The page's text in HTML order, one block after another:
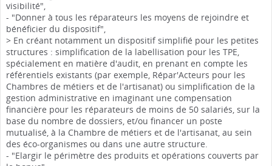
visibilité",
- "Donner à tous les réparateurs les moyens de rejoindre et
bénéficier du dispositif",
> En créant notamment un dispositif simplifié pour les petites
structures : simplification de la labellisation pour les TPE,
spécialement en matière d'audit, en prenant en compte les
référentiels existants (par exemple, Répar'Acteurs pour les
Chambres de métiers et de l'artisanat) ou simplification de la
gestion administrative en imaginant une compensation
financière pour les réparateurs de moins de 50 salariés, sur la
base du nombre de dossiers, et/ou financer un poste
mutualisé, à la Chambre de métiers et de l'artisanat, au sein
des éco-organismes ou dans une autre structure.
- "Elargir le périmètre des produits et opérations couverts par